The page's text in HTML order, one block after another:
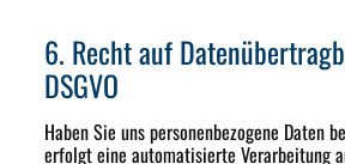
6. Recht auf
DSGVO
Haben Sie uns personenbezogene Daten
erfolgt eine automatisierte Verarbeitung